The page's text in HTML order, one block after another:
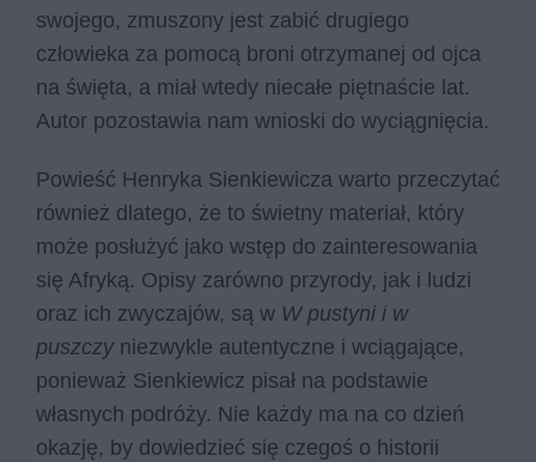
swojego, zmuszony jest zabić drugiego
człowieka za pomocą broni otrzymanej od ojca
na święta, a miał wtedy niecałe piętnaście lat.
Autor pozostawia nam wnioski do wyciągnięcia.
Powieść Henryka Sienkiewicza warto przeczytać
również dlatego, że to świetny materiał, który
może posłużyć jako wstęp do zainteresowania
się Afryką. Opisy zarówno przyrody, jak i ludzi
oraz ich zwyczajów, są w W pustyni i w
puszczy niezwykle autentyczne i wciągające,
ponieważ Sienkiewicz pisał na podstawie
własnych podróży. Nie każdy ma na co dzień
okazję, by dowiedzieć się czegoś o historii